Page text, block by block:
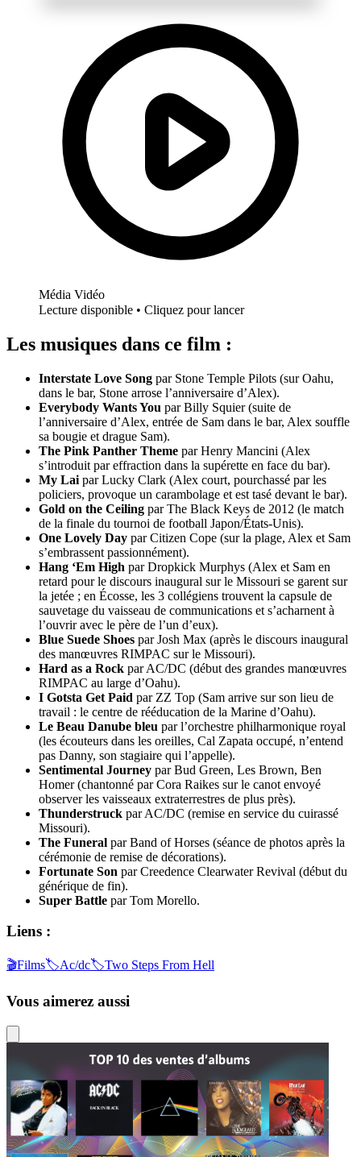
Média Vidéo
Lecture disponible • Cliquez pour lancer
Les musiques dans ce film :
Interstate Love Song par Stone Temple Pilots (sur Oahu,
dans le bar, Stone arrose l’anniversaire d’Alex).
Everybody Wants You par Billy Squier (suite de
l’anniversaire d’Alex, entrée de Sam dans le bar, Alex souffle
sa bougie et drague Sam).
The Pink Panther Theme par Henry Mancini (Alex
s’introduit par effraction dans la supérette en face du bar).
My Lai par Lucky Clark (Alex court, pourchassé par les
policiers, provoque un carambolage et est tasé devant le bar).
Gold on the Ceiling par The Black Keys de 2012 (le match
de la finale du tournoi de football Japon/États-Unis).
One Lovely Day par Citizen Cope (sur la plage, Alex et Sam
s’embrassent passionnément).
Hang ‘Em High par Dropkick Murphys (Alex et Sam en
retard pour le discours inaugural sur le Missouri se garent sur
la jetée ; en Écosse, les 3 collégiens trouvent la capsule de
sauvetage du vaisseau de communications et s’acharnent à
l’ouvrir avec le père de l’un d’eux).
Blue Suede Shoes par Josh Max (après le discours inaugural
des manœuvres RIMPAC sur le Missouri).
Hard as a Rock par AC/DC (début des grandes manœuvres
RIMPAC au large d’Oahu).
I Gotsta Get Paid par ZZ Top (Sam arrive sur son lieu de
travail : le centre de rééducation de la Marine d’Oahu).
Le Beau Danube bleu par l’orchestre philharmonique royal
(les écouteurs dans les oreilles, Cal Zapata occupé, n’entend
pas Danny, son stagiaire qui l’appelle).
Sentimental Journey par Bud Green, Les Brown, Ben
Homer (chantonné par Cora Raikes sur le canot envoyé
observer les vaisseaux extraterrestres de plus près).
Thunderstruck par AC/DC (remise en service du cuirassé
Missouri).
The Funeral par Band of Horses (séance de photos après la
cérémonie de remise de décorations).
Fortunate Son par Creedence Clearwater Revival (début du
générique de fin).
Super Battle par Tom Morello.
Liens :
🎬Films🏷️Ac/dc🏷️Two Steps From Hell
Vous aimerez aussi